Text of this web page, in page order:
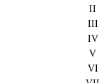
II
III
IV
V
VI